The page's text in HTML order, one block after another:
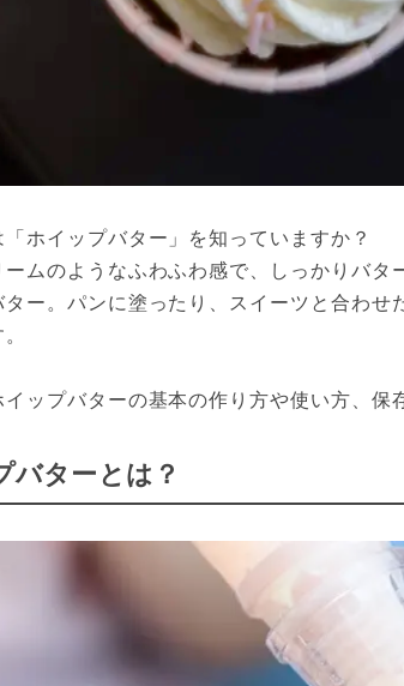
ホイップバター」を知っていますか？
ームのようなふわふわ感で、しっかりバ
ター。パンに塗ったり、スイーツと合わせ
ップバターの基本の作り方や使い方、保
バターとは？